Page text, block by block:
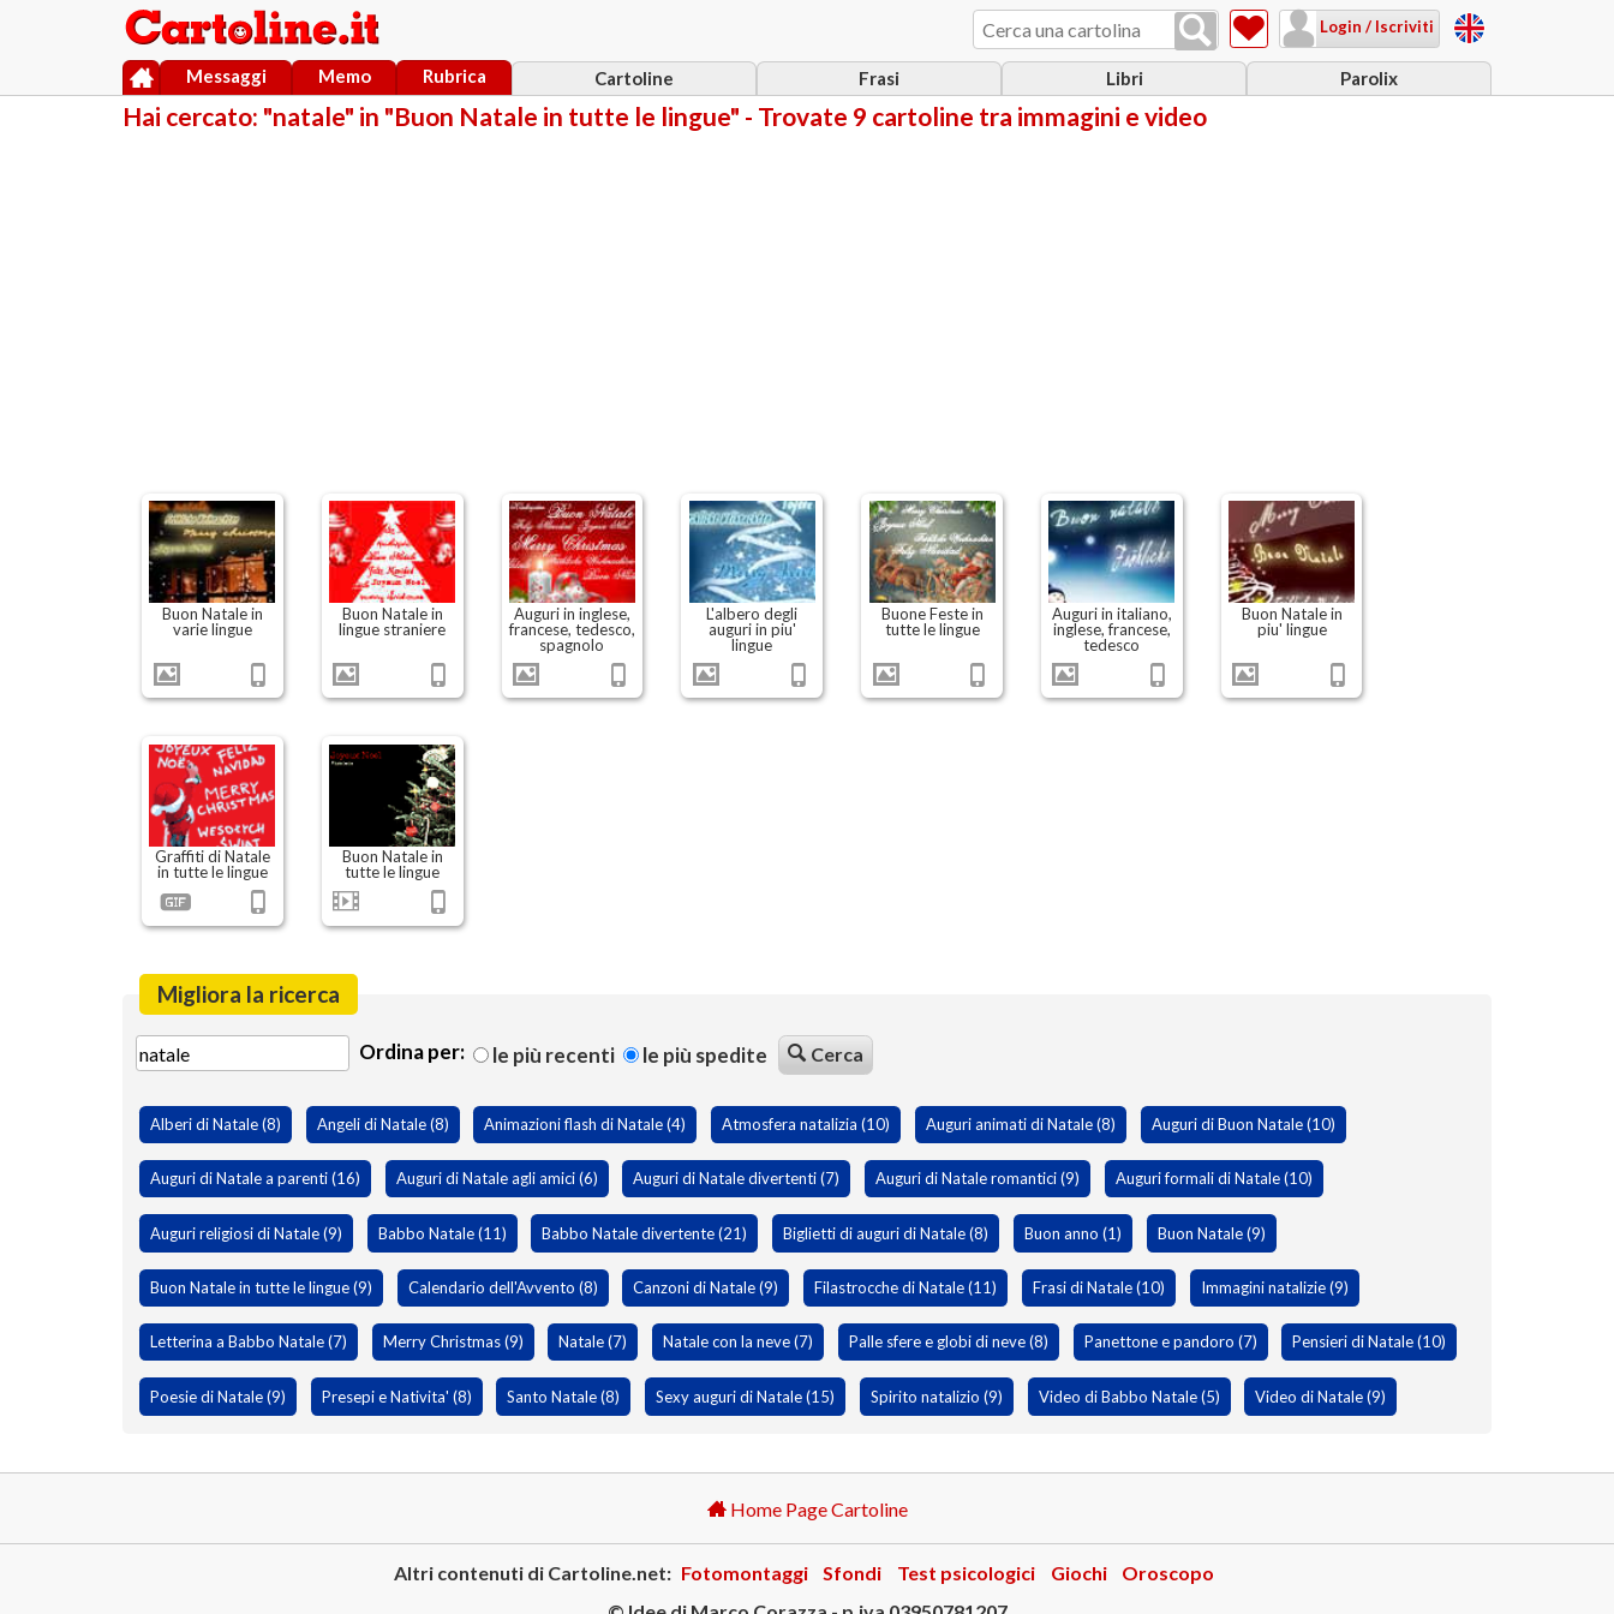
Login / Iscriviti
Cartoline Frasi Libri Parolix
Messaggi Memo Rubrica
Hai cercato: "natale" in "Buon Natale in tutte le lingue" - Trovate 9 cartoline tra immagini e video
Buon Natale in
varie lingue
Buon Natale in
lingue straniere
Auguri in inglese,
francese, tedesco,
spagnolo
L'albero degli
auguri in piu'
lingue
Buone Feste in
tutte le lingue
Auguri in italiano,
inglese, francese,
tedesco
Buon Natale in
piu' lingue
Graffiti di Natale
in tutte le lingue
Buon Natale in
tutte le lingue
Migliora la ricerca
Ordina per: le più recenti le più spedite Cerca
Alberi di Natale (8) Angeli di Natale (8) Animazioni flash di Natale (4) Atmosfera natalizia (10) Auguri animati di Natale (8) Auguri di Buon Natale (10)
Auguri di Natale a parenti (16) Auguri di Natale agli amici (6) Auguri di Natale divertenti (7) Auguri di Natale romantici (9) Auguri formali di Natale (10)
Auguri religiosi di Natale (9) Babbo Natale (11) Babbo Natale divertente (21) Biglietti di auguri di Natale (8) Buon anno (1) Buon Natale (9)
Buon Natale in tutte le lingue (9) Calendario dell'Avvento (8) Canzoni di Natale (9) Filastrocche di Natale (11) Frasi di Natale (10) Immagini natalizie (9)
Letterina a Babbo Natale (7) Merry Christmas (9) Natale (7) Natale con la neve (7) Palle sfere e globi di neve (8) Panettone e pandoro (7) Pensieri di Natale (10)
Poesie di Natale (9) Presepi e Nativita' (8) Santo Natale (8) Sexy auguri di Natale (15) Spirito natalizio (9) Video di Babbo Natale (5) Video di Natale (9)
Home Page Cartoline
Altri contenuti di Cartoline.net: Fotomontaggi Sfondi Test psicologici Giochi
Oroscopo